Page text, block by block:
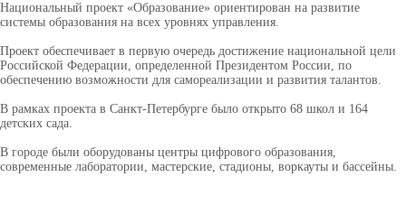
федерального значения Санкт-Петербурга поселок Стрельна
Национальный проект «Образование» ориентирован на развитие
системы образования на всех уровнях управления.
Проект обеспечивает в первую очередь достижение национальной цели
Российской Федерации, определенной Президентом России, по
обеспечению возможности для самореализации и развития талантов.
В рамках проекта в Санкт-Петербурге было открыто 68 школ и 164
детских сада.
В городе были оборудованы центры цифрового образования,
современные лаборатории, мастерские, стадионы, воркауты и бассейны.